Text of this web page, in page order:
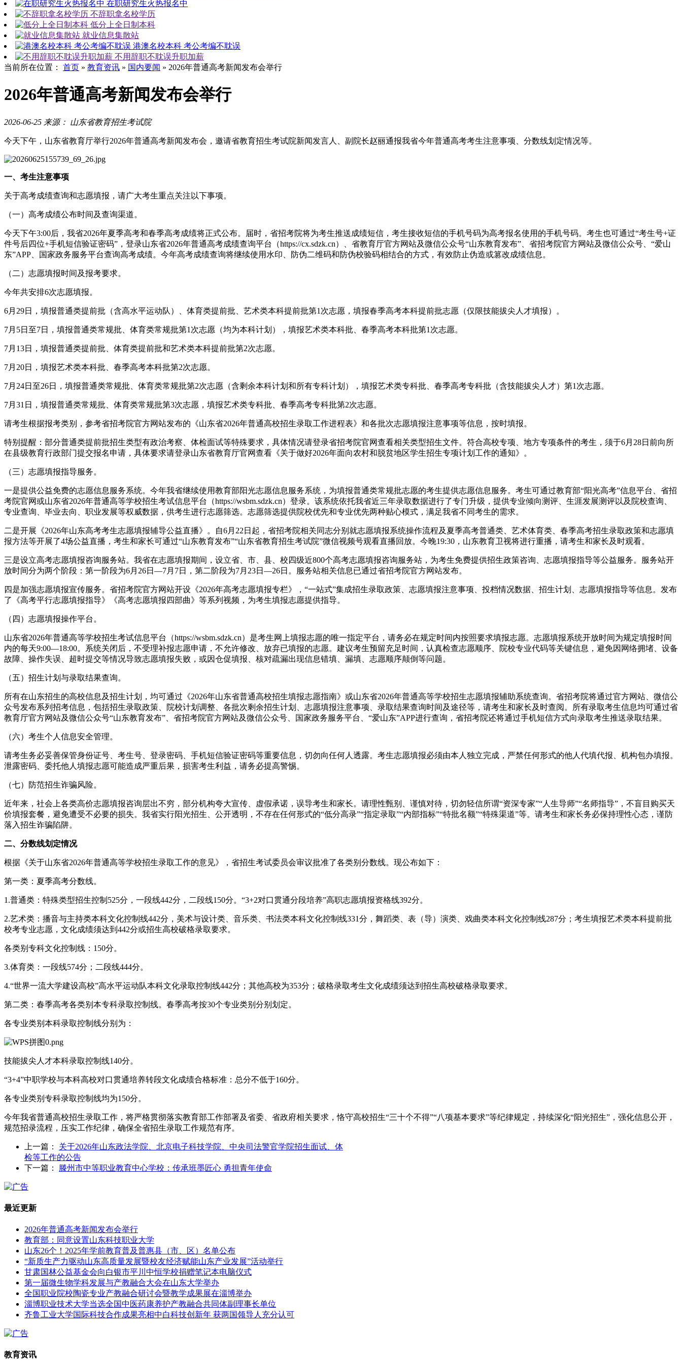
在职研究生火热报名中
不辞职拿名校学历
低分上全日制本科
就业信息集散站
港澳名校本科 考公考编不耽误
不用辞职不耽误升职加薪
当前所在位置： 首页 » 教育资讯 » 国内要闻 » 2026年普通高考新闻发布会举行
2026年普通高考新闻发布会举行
2026-06-25 来源： 山东省教育招生考试院
今天下午，山东省教育厅举行2026年普通高考新闻发布会，邀请省教育招生考试院新闻发言人、副院长赵丽通报我省今年普通高考考生注意事项、分数线划定情况等。
一、考生注意事项
关于高考成绩查询和志愿填报，请广大考生重点关注以下事项。
（一）高考成绩公布时间及查询渠道。
今天下午3:00后，我省2026年夏季高考和春季高考成绩将正式公布。届时，省招考院将为考生推送成绩短信，考生接收短信的手机号码为高考报名使用的手机号码。考生也可通过“考生号+证
件号后四位+手机短信验证密码”，登录山东省2026年普通高考成绩查询平台（https://cx.sdzk.cn）、省教育厅官方网站及微信公众号“山东教育发布”、省招考院官方网站及微信公众号、“爱山
东”APP、国家政务服务平台查询高考成绩。今年高考成绩查询将继续使用水印、防伪二维码和防伪校验码相结合的方式，有效防止伪造或篡改成绩信息。
（二）志愿填报时间及报考要求。
今年共安排6次志愿填报。
6月29日，填报普通类提前批（含高水平运动队）、体育类提前批、艺术类本科提前批第1次志愿，填报春季高考本科提前批志愿（仅限技能拔尖人才填报）。
7月5日至7日，填报普通类常规批、体育类常规批第1次志愿（均为本科计划），填报艺术类本科批、春季高考本科批第1次志愿。
7月13日，填报普通类提前批、体育类提前批和艺术类本科提前批第2次志愿。
7月20日，填报艺术类本科批、春季高考本科批第2次志愿。
7月24日至26日，填报普通类常规批、体育类常规批第2次志愿（含剩余本科计划和所有专科计划），填报艺术类专科批、春季高考专科批（含技能拔尖人才）第1次志愿。
7月31日，填报普通类常规批、体育类常规批第3次志愿，填报艺术类专科批、春季高考专科批第2次志愿。
请考生根据报考类别，参考省招考院官方网站发布的《山东省2026年普通高校招生录取工作进程表》和各批次志愿填报注意事项等信息，按时填报。
特别提醒：部分普通类提前批招生类型有政治考察、体检面试等特殊要求，具体情况请登录省招考院官网查看相关类型招生文件。符合高校专项、地方专项条件的考生，须于6月28日前向所
在县级教育行政部门提交报名申请，具体要求请登录山东省教育厅官网查看《关于做好2026年面向农村和脱贫地区学生招生专项计划工作的通知》。
（三）志愿填报指导服务。
一是提供公益免费的志愿信息服务系统。今年我省继续使用教育部阳光志愿信息服务系统，为填报普通类常规批志愿的考生提供志愿信息服务。考生可通过教育部“阳光高考”信息平台、省招
考院官网或山东省2026年普通高等学校招生考试信息平台（https://wsbm.sdzk.cn）登录。该系统依托我省近三年录取数据进行了专门升级，提供专业倾向测评、生涯发展测评以及院校查询、
专业查询、毕业去向、职业发展等权威数据，供考生进行志愿筛选。志愿筛选提供院校优先和专业优先两种贴心模式，满足我省不同考生的需求。
二是开展《2026年山东高考考生志愿填报辅导公益直播》。自6月22日起，省招考院相关同志分别就志愿填报系统操作流程及夏季高考普通类、艺术体育类、春季高考招生录取政策和志愿填
报方法等开展了4场公益直播，考生和家长可通过“山东教育发布”“山东省教育招生考试院”微信视频号观看直播回放。今晚19:30，山东教育卫视将进行重播，请考生和家长及时观看。
三是设立高考志愿填报咨询服务站。我省在志愿填报期间，设立省、市、县、校四级近800个高考志愿填报咨询服务站，为考生免费提供招生政策咨询、志愿填报指导等公益服务。服务站开
放时间分为两个阶段：第一阶段为6月26日—7月7日，第二阶段为7月23日—26日。服务站相关信息已通过省招考院官方网站发布。
四是加强志愿填报宣传服务。省招考院官方网站开设《2026年高考志愿填报专栏》，“一站式”集成招生录取政策、志愿填报注意事项、投档情况数据、招生计划、志愿填报指导等信息。发布
了《高考平行志愿填报指导》《高考志愿填报四部曲》等系列视频，为考生填报志愿提供指导。
（四）志愿填报操作平台。
山东省2026年普通高等学校招生考试信息平台（https://wsbm.sdzk.cn）是考生网上填报志愿的唯一指定平台，请务必在规定时间内按照要求填报志愿。志愿填报系统开放时间为规定填报时间
内的每天9:00—18:00。系统关闭后，不受理补报志愿申请，不允许修改、放弃已填报的志愿。建议考生预留充足时间，认真检查志愿顺序、院校专业代码等关键信息，避免因网络拥堵、设备
故障、操作失误、超时提交等情况导致志愿填报失败，或因仓促填报、核对疏漏出现信息错填、漏填、志愿顺序颠倒等问题。
（五）招生计划与录取结果查询。
所有在山东招生的高校信息及招生计划，均可通过《2026年山东省普通高校招生填报志愿指南》或山东省2026年普通高等学校招生志愿填报辅助系统查询。省招考院将通过官方网站、微信公
众号发布系列招考信息，包括招生录取政策、院校计划调整、各批次剩余招生计划、志愿填报注意事项、录取结果查询时间及途径等，请考生和家长及时查阅。所有录取考生信息均可通过省
教育厅官方网站及微信公众号“山东教育发布”、省招考院官方网站及微信公众号、国家政务服务平台、“爱山东”APP进行查询，省招考院还将通过手机短信方式向录取考生推送录取结果。
（六）考生个人信息安全管理。
请考生务必妥善保管身份证号、考生号、登录密码、手机短信验证密码等重要信息，切勿向任何人透露。考生志愿填报必须由本人独立完成，严禁任何形式的他人代填代报、机构包办填报。
泄露密码、委托他人填报志愿可能造成严重后果，损害考生利益，请务必提高警惕。
（七）防范招生诈骗风险。
近年来，社会上各类高价志愿填报咨询层出不穷，部分机构夸大宣传、虚假承诺，误导考生和家长。请理性甄别、谨慎对待，切勿轻信所谓“资深专家”“人生导师”“名师指导”，不盲目购买天
价填报套餐，避免遭受不必要的损失。我省实行阳光招生、公开透明，不存在任何形式的“低分高录”“指定录取”“内部指标”“特批名额”“特殊渠道”等。请考生和家长务必保持理性心态，谨防
落入招生诈骗陷阱。
二、分数线划定情况
根据《关于山东省2026年普通高等学校招生录取工作的意见》，省招生考试委员会审议批准了各类别分数线。现公布如下：
第一类：夏季高考分数线。
1.普通类：特殊类型招生控制525分，一段线442分，二段线150分。“3+2对口贯通分段培养”高职志愿填报资格线392分。
2.艺术类：播音与主持类本科文化控制线442分，美术与设计类、音乐类、书法类本科文化控制线331分，舞蹈类、表（导）演类、戏曲类本科文化控制线287分；考生填报艺术类本科提前批
校考专业志愿，文化成绩须达到442分或招生高校破格录取要求。
各类别专科文化控制线：150分。
3.体育类：一段线574分；二段线444分。
4.“世界一流大学建设高校”高水平运动队本科文化录取控制线442分；其他高校为353分；破格录取考生文化成绩须达到招生高校破格录取要求。
第二类：春季高考各类别本专科录取控制线。春季高考按30个专业类别分别划定。
各专业类别本科录取控制线分别为：
技能拔尖人才本科录取控制线140分。
“3+4”中职学校与本科高校对口贯通培养转段文化成绩合格标准：总分不低于160分。
各专业类别专科录取控制线均为150分。
今年我省普通高校招生录取工作，将严格贯彻落实教育部工作部署及省委、省政府相关要求，恪守高校招生“三十个不得”“八项基本要求”等纪律规定，持续深化“阳光招生”，强化信息公开，
规范招录流程，压实工作纪律，确保全省招生录取工作规范有序。
上一篇： 关于2026年山东政法学院、北京电子科技学院、中央司法警官学院招生面试、体
检等工作的公告
下一篇： 滕州市中等职业教育中心学校：传承班墨匠心 勇担青年使命
最近更新
2026年普通高考新闻发布会举行
教育部：同意设置山东科技职业大学
山东26个！2025年学前教育普及普惠县（市、区）名单公布
“新质生产力驱动山东高质量发展暨校友经济赋能山东产业发展”活动举行
甘肃国林公益基金会向白银市平川中恒学校捐赠笔记本电脑仪式
第一届微生物学科发展与产教融合大会在山东大学举办
全国职业院校陶瓷专业产教融合研讨会暨教学成果展在淄博举办
淄博职业技术大学当选全国中医药康养护产教融合共同体副理事长单位
齐鲁工业大学国际科技合作成果亮相中白科技创新年 获两国领导人充分认可
教育资讯